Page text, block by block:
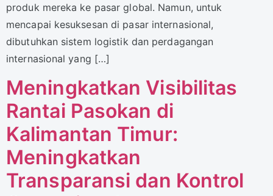
produk mereka ke pasar global. Namun, untuk
mencapai kesuksesan di pasar internasional,
dibutuhkan sistem logistik dan perdagangan
internasional yang […]
Meningkatkan Visibilitas
Rantai Pasokan di
Kalimantan Timur:
Meningkatkan
Transparansi dan Kontrol